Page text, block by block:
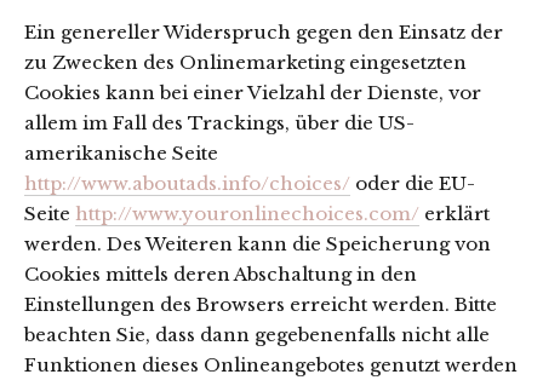
Ein genereller Widerspruch gegen den Einsatz der
zu Zwecken des Onlinemarketing eingesetzten
Cookies kann bei einer Vielzahl der Dienste, vor
allem im Fall des Trackings, über die US-
amerikanische Seite
http://www.aboutads.info/choices/ oder die EU-
Seite http://www.youronlinechoices.com/ erklärt
werden. Des Weiteren kann die Speicherung von
Cookies mittels deren Abschaltung in den
Einstellungen des Browsers erreicht werden. Bitte
beachten Sie, dass dann gegebenenfalls nicht alle
Funktionen dieses Onlineangebotes genutzt werden